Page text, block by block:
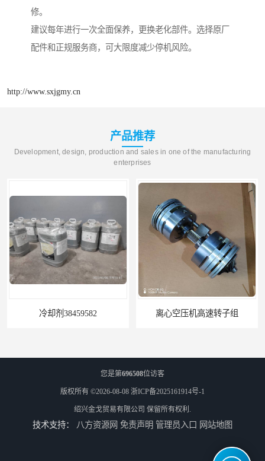
修。
建议每年进行一次全面保养，更换老化部件。选择原厂
配件和正规服务商，可大限度减少停机风险。
http://www.sxjgmy.cn
产品推荐
Development, design, production and sales in one of the manufacturing
enterprises
冷却剂38459582 离心空压机高速转子组
您是第696508位访客
版权所有 ©2026-08-08 浙ICP备2025161914号-1
绍兴金戈贸易有限公司 保留所有权利.
技术支持： 八方资源网 免责声明 管理员入口 网站地图